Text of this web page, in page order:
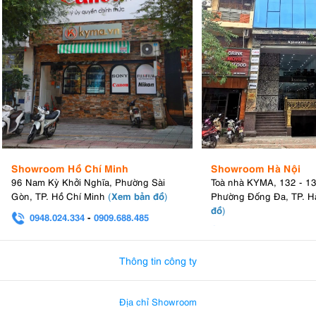
Showroom Hồ Chí Minh
96 Nam Kỳ Khởi Nghĩa, Phường Sài
Gòn, TP. Hồ Chí Minh (Xem bản đồ)
0948.024.334 - 0909.688.485
Showroom Hà Nội
Toà nhà KYMA, 132 -
Phường Đống Đa, TP.
đồ)
Thông tin công ty
Địa chỉ Showroom